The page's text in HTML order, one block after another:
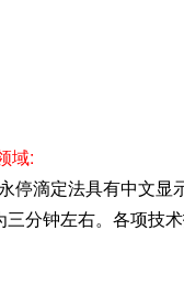
域:
停滴定法具有中文
分钟左右。各项技